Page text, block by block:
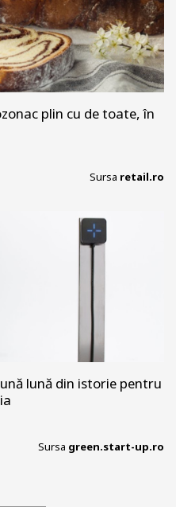
plin cu de toate, în
Sursa retail.ro
lună din istorie pentru
Sursa green.start-up.ro